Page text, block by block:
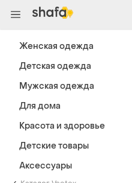
Женская одежда
Детская одежда
Мужская одежда
Для дома
Красота и здоровье
Детские товары
Аксессуары